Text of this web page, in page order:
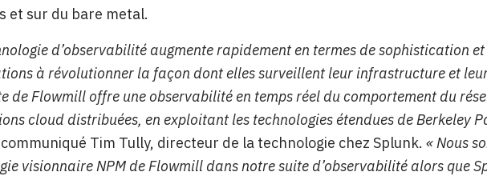
et sur du bare metal.
d’observabilité augmente rapidement en termes de sophistication
à révolutionner la façon dont elles surveillent leur infrastructure et
de Flowmill offre une observabilité en temps réel du comportement du
cloud distribuées, en exploitant les technologies étendues de Berkeley
Tim Tully, directeur de la technologie chez Splunk. « Nous
visionnaire NPM de Flowmill dans notre suite d’observabilité alors que